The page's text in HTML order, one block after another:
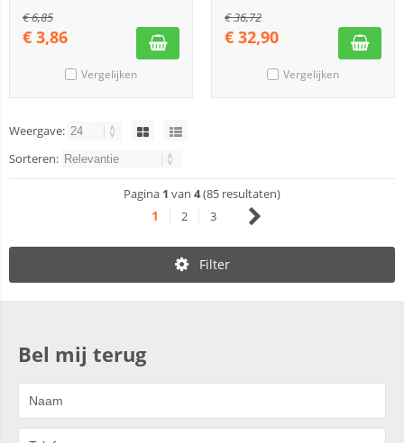
€6,85
€ 3,86
Vergelijken
€36,72
€ 32,90
Vergelijken
Weergave:
Sorteren:
Pagina 1 van 4(85 resultaten)
1 2 3
Filter
Bel mij terug